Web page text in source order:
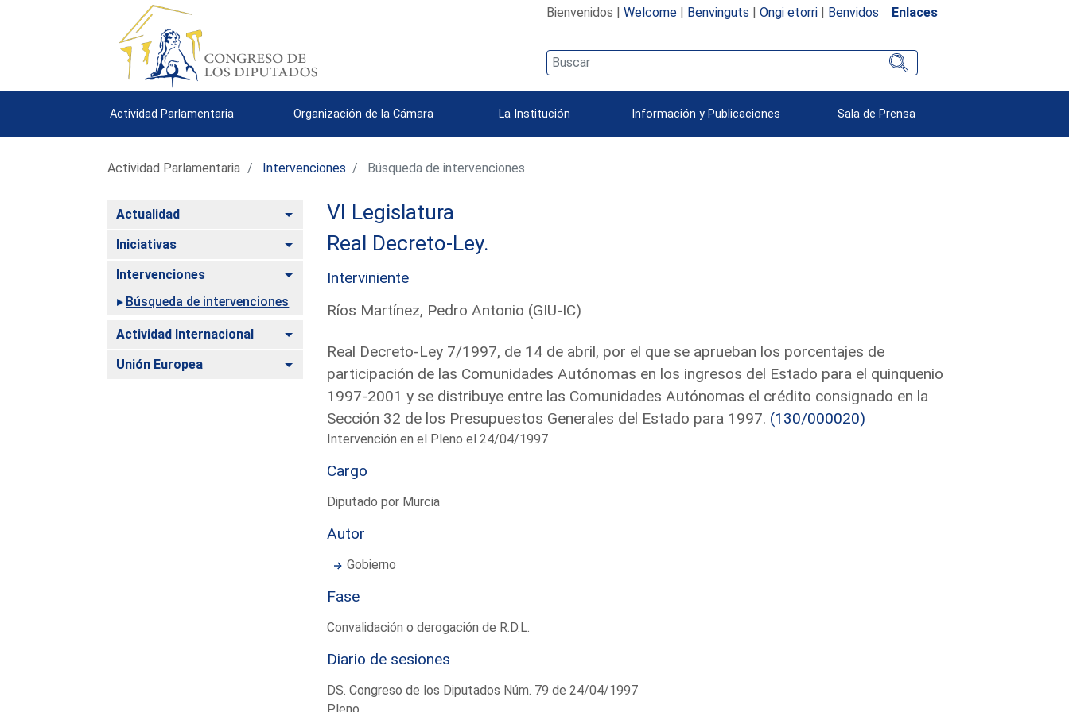
Bienvenidos | Welcome| Benvinguts | Ongi etorri| Benvidos Enlaces
Actividad Parlamentaria Organización de la Cámara La Institución Información y Publicaciones Sala de Prensa
Actividad Parlamentaria Intervenciones Búsqueda de intervenciones
Actualidad Alternar
Iniciativas Alternar
Intervenciones
Alternar
Búsqueda de intervenciones
Actividad Internacional Alternar
Unión Europea Alternar
VI Legislatura
Real Decreto-Ley.
Interviniente
Ríos Martínez, Pedro Antonio (GIU-IC)
Real Decreto-Ley 7/1997, de 14 de abril, por el que se aprueban los porcentajes de
participación de las Comunidades Autónomas en los ingresos del Estado para el quinquenio
1997-2001 y se distribuye entre las Comunidades Autónomas el crédito consignado en la
Sección 32 de los Presupuestos Generales del Estado para 1997. (130/000020)
Intervención en el Pleno el 24/04/1997
Cargo
Diputado por Murcia
Autor
Gobierno
Fase
Convalidación o derogación de R.D.L.
Diario de sesiones
DS. Congreso de los Diputados Núm. 79 de 24/04/1997
Pleno